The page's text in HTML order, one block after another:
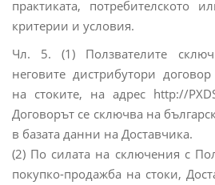
практиката, потребителското
критерии и условия.
Чл. 5. (1) Ползвателите
неговите дистрибутори
на стоките, на адрес http://
Договорът се сключва на
в базата данни на Доставчика.
(2) По силата на сключения с
покупко-продажба на стоки,